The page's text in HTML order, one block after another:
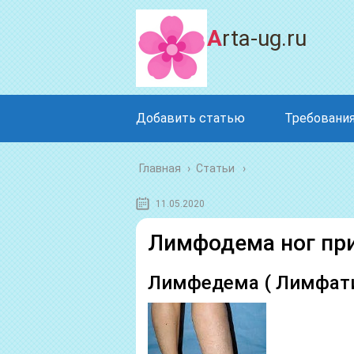
Arta-ug.ru
Добавить статью
Главная › Статьи
11.05.2020
Лимфодема ног
Лимфедема (